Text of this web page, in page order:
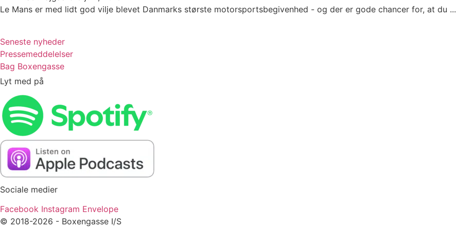
Le Mans er med lidt god vilje blevet Danmarks største motorsportsbegivenhed - og der er gode chancer for, at du ...
Seneste nyheder
Pressemeddelelser
Bag Boxengasse
Lyt med på
Sociale medier
Facebook Instagram Envelope
© 2018-2026 - Boxengasse I/S